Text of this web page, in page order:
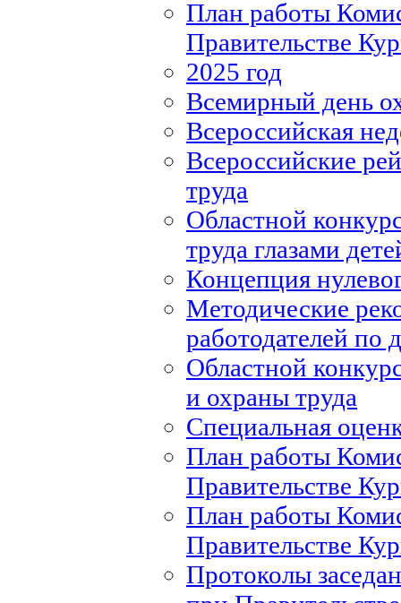
План работы
Правительстве
2025 год
Всемирный день
Всероссийская
Всероссийские
труда
Областной
труда глазами
Концепция
Методические
работодателей по
Областной
и охраны труда
Специальная
План работы
Правительстве
План работы
Правительстве
Протоколы